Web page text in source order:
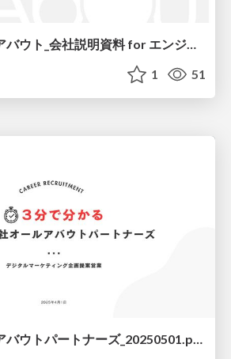
株式会社オールアバウト_会社説明資料 for エンジニア2025
1 51